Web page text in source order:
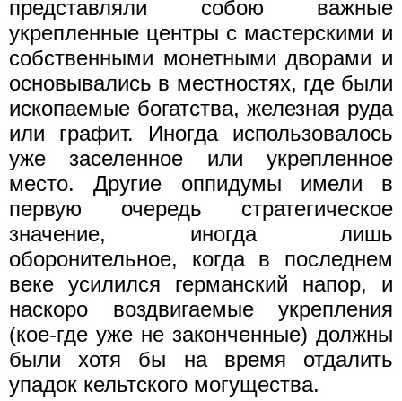
представляли собою важные
укрепленные центры с мастерскими и
собственными монетными дворами и
основывались в местностях, где были
ископаемые богатства, железная руда
или графит. Иногда использовалось
уже заселенное или укрепленное
место. Другие оппидумы имели в
первую очередь стратегическое
значение, иногда лишь
оборонительное, когда в последнем
веке усилился германский напор, и
наскоро воздвигаемые укрепления
(кое-где уже не законченные) должны
были хотя бы на время отдалить
упадок кельтского могущества.